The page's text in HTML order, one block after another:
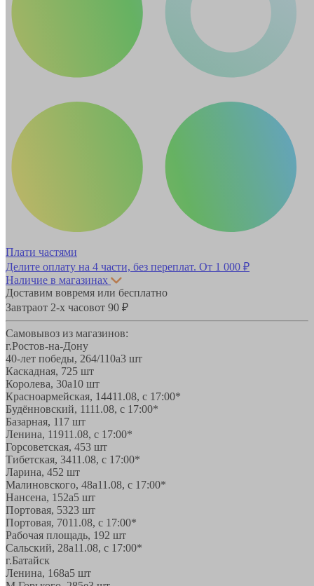
Плати частями
Делите оплату на 4 части, без переплат. От 1 000 ₽
Наличие в магазинах
Доставим вовремя или бесплатно
Завтраот 2-х часовот 90 ₽
Самовывоз из магазинов:
г.Ростов-на-Дону
40-лет победы, 264/110а3 шт
Каскадная, 725 шт
Королева, 30а10 шт
Красноармейская, 14411.08, с 17:00*
Будённовский, 1111.08, с 17:00*
Базарная, 11 7 шт
Ленина, 11911.08, с 17:00*
Горсоветская, 453 шт
Тибетская, 3411.08, с 17:00*
Ларина, 452 шт
Малиновского, 48а11.08, с 17:00*
Нансена, 152а5 шт
Портовая, 5323 шт
Портовая, 7011.08, с 17:00*
Рабочая площадь, 192 шт
Сальский, 28a11.08, с 17:00*
г.Батайск
Ленина, 168а5 шт